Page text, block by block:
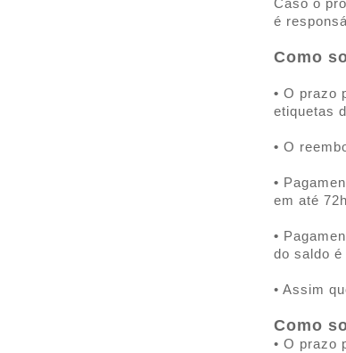
Caso o
é
Como
• O prazo
etiquetas
• O
•
em até
•
do saldo
• Assim
Como
• O prazo